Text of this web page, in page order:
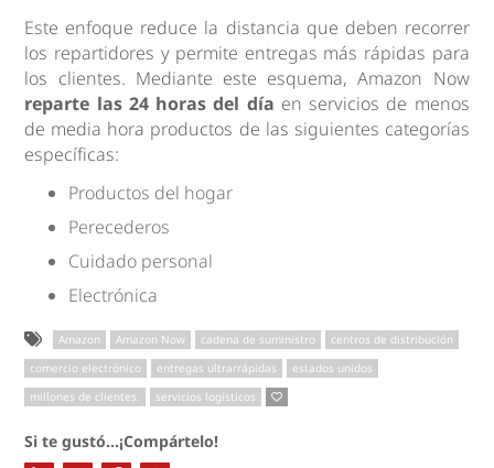
Este enfoque reduce la distancia que deben recorrer
los repartidores y permite entregas más rápidas para
los clientes. Mediante este esquema, Amazon Now
reparte las 24 horas del día en servicios de menos
de media hora productos de las siguientes categorías
específicas:
Productos del hogar
Perecederos
Cuidado personal
Electrónica
Amazon Amazon Now cadena de suministro
centros de distribución
comercio electrónico
entregas ultrarrápidas
estados unidos
millones de clientes.
servicios logísticos
Si te gustó...¡Compártelo!